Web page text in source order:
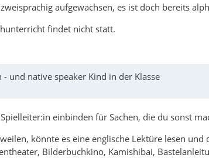
aufgewachsen, es ist doch bereits
findet nicht statt.
und native speaker Kind in der Klasse
einbinden für Sachen, die du sonst
könnte es eine englische Lektüre lesen
Bilderbuchkino, Kamishibai,